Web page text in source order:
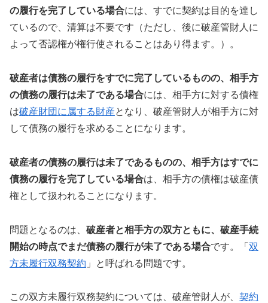
の履行を完了している場合には、すでに契約は目的を達し
ているので、清算は不要です（ただし、後に破産管財人に
よって否認権が権行使されることはあり得ます。）。
破産者は債務の履行をすでに完了しているものの、相手方
の債務の履行は未了である場合には、相手方に対する債権
は破産財団に属する財産となり、破産管財人が相手方に対
して債務の履行を求めることになります。
破産者の債務の履行は未了であるものの、相手方はすでに
債務の履行を完了している場合は、相手方の債権は破産債
権として扱われることになります。
問題となるのは、 破産者と相手方の双方ともに、破産手続
開始の時点でまだ債務の履行が未了である場合です。「 双
方未履行双務契約 」と呼ばれる問題です。
この双方未履行双務契約については、破産管財人が、 契約